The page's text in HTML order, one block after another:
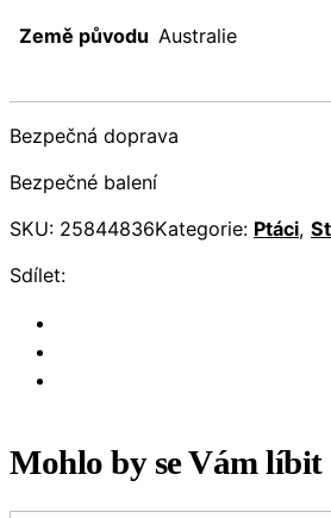
Země původu Australie
Bezpečná doprava
Bezpečné balení
SKU: 25844836Kategorie: Ptáci,
Sdílet:
Mohlo by se Vám líbit